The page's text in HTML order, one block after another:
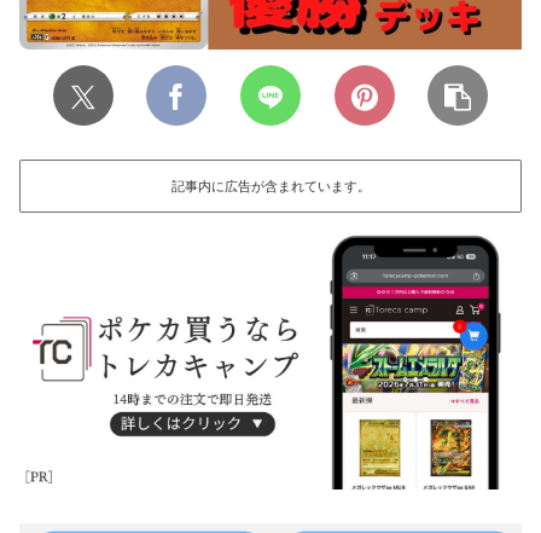
記事内に広告が含まれています。